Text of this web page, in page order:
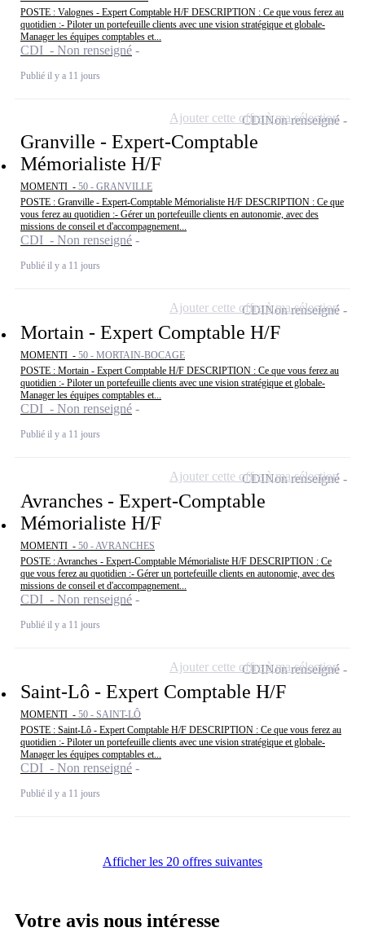
POSTE : Valognes - Expert Comptable H/F DESCRIPTION : Ce que vous ferez au
quotidien :- Piloter un portefeuille clients avec une vision stratégique et globale-
Manager les équipes comptables et...
CDI - Non renseigné
Publié il y a 11 jours
Granville - Expert-Comptable
Mémorialiste H/F
MOMENTI - 50 - GRANVILLE
POSTE : Granville - Expert-Comptable Mémorialiste H/F DESCRIPTION : Ce que
vous ferez au quotidien :- Gérer un portefeuille clients en autonomie, avec des
missions de conseil et d'accompagnement...
CDI - Non renseigné
Publié il y a 11 jours
CDINon renseigné
Ajouter cette offre à ma sélection
Mortain - Expert Comptable H/F
MOMENTI - 50 - MORTAIN-BOCAGE
POSTE : Mortain - Expert Comptable H/F DESCRIPTION : Ce que vous ferez au
quotidien :- Piloter un portefeuille clients avec une vision stratégique et globale-
Manager les équipes comptables et...
CDI - Non renseigné
Publié il y a 11 jours
CDINon renseigné
Ajouter cette offre à ma sélection
Avranches - Expert-Comptable
Mémorialiste H/F
MOMENTI - 50 - AVRANCHES
POSTE : Avranches - Expert-Comptable Mémorialiste H/F DESCRIPTION : Ce
que vous ferez au quotidien :- Gérer un portefeuille clients en autonomie, avec des
missions de conseil et d'accompagnement...
CDI - Non renseigné
Publié il y a 11 jours
CDINon renseigné
Ajouter cette offre à ma sélection
Saint-Lô - Expert Comptable H/F
MOMENTI - 50 - SAINT-LÔ
POSTE : Saint-Lô - Expert Comptable H/F DESCRIPTION : Ce que vous ferez au
quotidien :- Piloter un portefeuille clients avec une vision stratégique et globale-
Manager les équipes comptables et...
CDI - Non renseigné
Publié il y a 11 jours
CDINon renseigné
Ajouter cette offre à ma sélection
Afficher les 20 offres suivantes
Votre avis nous intéresse